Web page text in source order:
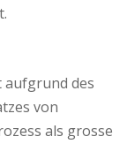
aufgrund des
von
als grosse